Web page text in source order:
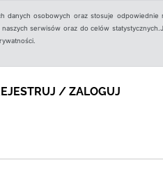
osobowych oraz stosuje odpowiednie
serwisów oraz do celów
/ ZALOGUJ